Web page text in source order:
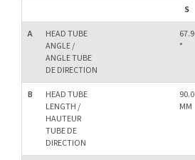
S
A
HEAD TUBE
ANGLE /
ANGLE TUBE
DE DIRECTION
67.9
°
B
HEAD TUBE
LENGTH /
HAUTEUR
TUBE DE
DIRECTION
90.0
MM